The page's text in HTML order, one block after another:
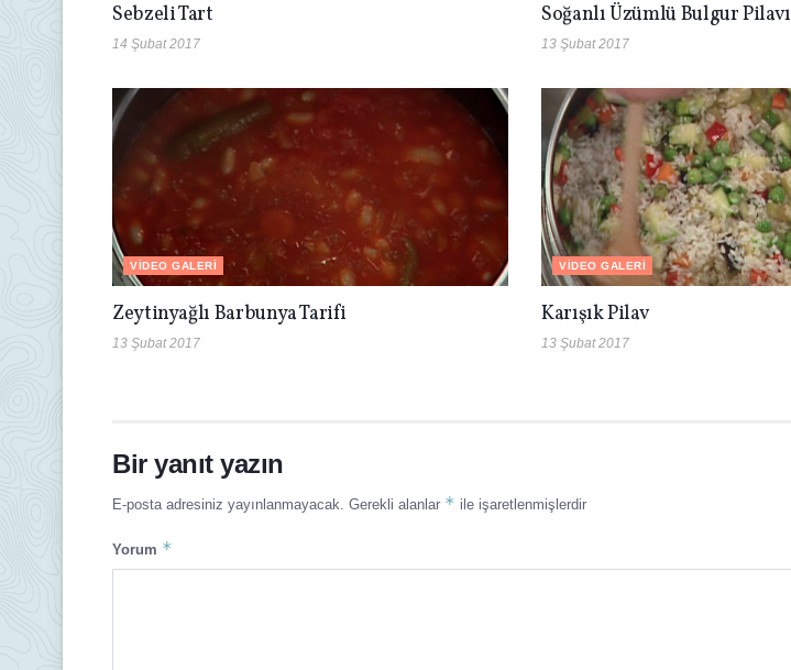
Sebzeli Tart
14 Şubat 2017
Soğanlı Üzümlü Bulgur Pilavı
13 Şubat 2017
VIDEO GALERI
Zeytinyağlı Barbunya Tarifi
13 Şubat 2017
VIDEO GALERI
Karışık Pilav
13 Şubat 2017
Bir yanıt yazın
E-posta adresiniz yayınlanmayacak. Gerekli alanlar * ile işaretlenmişlerdir
Yorum *